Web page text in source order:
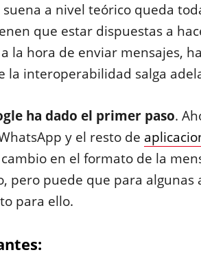
suena a nivel teórico queda
que estar dispuestas a
la hora de enviar mensajes,
la interoperabilidad salga
ha dado el primer paso.
y el resto de
en el formato de la
pero puede que para algunas
para ello.